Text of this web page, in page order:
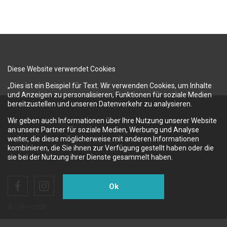
Diese Website verwendet Cookies
„Dies ist ein Beispiel für Text. Wir verwenden Cookies, um Inhalte
und Anzeigen zu personalisieren, Funktionen für soziale Medien
bereitzustellen und unseren Datenverkehr zu analysieren.
Wir geben auch Informationen über Ihre Nutzung unserer Website
an unsere Partner für soziale Medien, Werbung und Analyse
weiter, die diese möglicherweise mit anderen Informationen
kombinieren, die Sie ihnen zur Verfügung gestellt haben oder die
sie bei der Nutzung ihrer Dienste gesammelt haben.
Ok